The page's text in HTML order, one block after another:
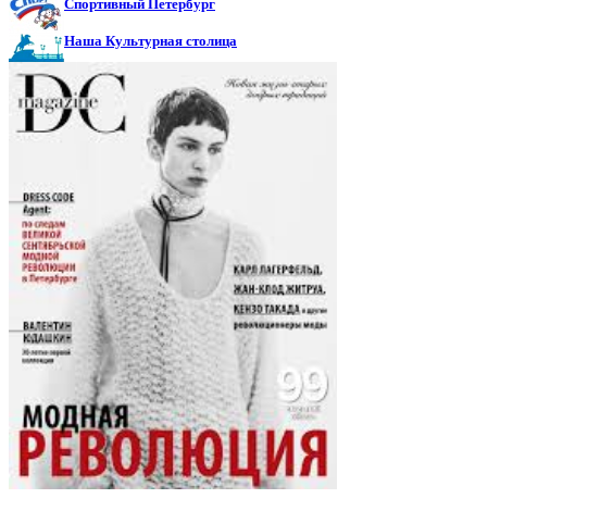
Спортивный Петербург
Наша Культурная столица